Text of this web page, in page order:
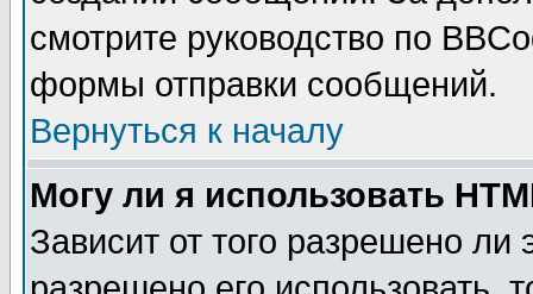
смотрите руководство по
формы отправки сообщений.
Вернуться к началу
Могу ли я использовать
Зависит от того разрешено